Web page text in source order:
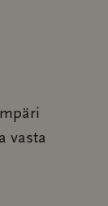
vasta